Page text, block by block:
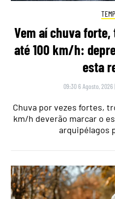
Vem aí chuva
até 100 km/h:
esta
09:30 6 Agosto, 2026 |
Chuva por vezes fortes,
km/h deverão marcar o
arquipélagos